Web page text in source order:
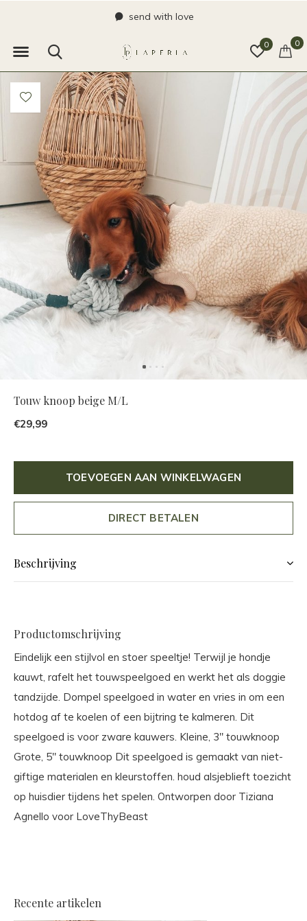
0 0
send with love
Touw knoop beige M/L
€29,99
TOEVOEGEN AAN WINKELWAGEN
DIRECT BETALEN
Beschrijving
Productomschrijving
Eindelijk een stijlvol en stoer speeltje! Terwijl je hondje
kauwt, rafelt het touwspeelgoed en werkt het als doggie
tandzijde. Dompel speelgoed in water en vries in om een
hotdog af te koelen of een bijtring te kalmeren. Dit
speelgoed is voor zware kauwers. Kleine, 3" touwknoop
Grote, 5" touwknoop Dit speelgoed is gemaakt van niet-
giftige materialen en kleurstoffen. houd alsjeblieft toezicht
op huisdier tijdens het spelen. Ontworpen door Tiziana
Agnello voor LoveThyBeast
Recente artikelen